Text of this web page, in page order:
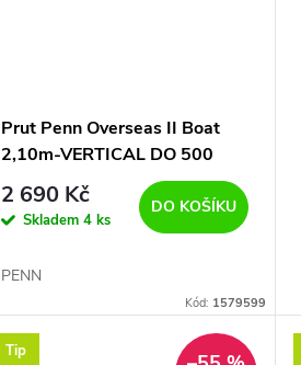
Prut Penn Overseas II Boat
2,10m-VERTICAL DO 500
GRAMŮ- 30-50lb-CESTOVNÍ
-4 DÍLY
2 690 Kč
Skladem4 ks
DO KOŠÍKU
PENN
Kód: 1579599
Tip